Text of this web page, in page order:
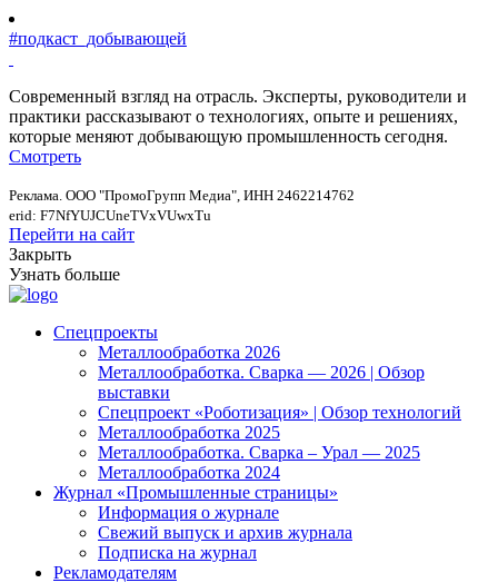
#подкаст_добывающей
Современный взгляд на отрасль. Эксперты, руководители и
практики рассказывают о технологиях, опыте и решениях,
которые меняют добывающую промышленность сегодня.
Смотреть
Реклама. ООО "ПромоГрупп Медиа", ИНН 2462214762
erid: F7NfYUJCUneTVxVUwxTu
Перейти на сайт
Закрыть
Узнать больше
Спецпроекты
Металлообработка 2026
Металлообработка. Сварка — 2026 | Обзор
выставки
Спецпроект «Роботизация» | Обзор технологий
Металлообработка 2025
Металлообработка. Сварка – Урал — 2025
Металлообработка 2024
Журнал «Промышленные страницы»
Информация о журнале
Свежий выпуск и архив журнала
Подписка на журнал
Рекламодателям